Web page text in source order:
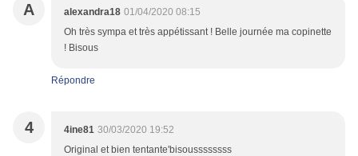
A alexandra18 01/04/2020 08:15
Oh très sympa et très appétissant ! Belle journée ma copinette
! Bisous
Répondre
4 4ine81 30/03/2020 19:52
Original et bien tentante'bisoussssssss